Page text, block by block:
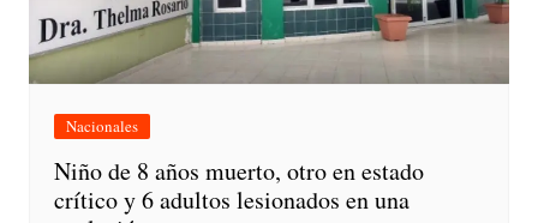
Nacionales
Niño de 8 años muerto, otro en estado
crítico y 6 adultos lesionados en una